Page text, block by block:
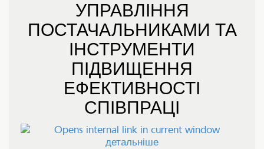
УПРАВЛІННЯ
ПОСТАЧАЛЬНИКАМИ ТА
ІНСТРУМЕНТИ
ПІДВИЩЕННЯ
ЕФЕКТИВНОСТІ
СПІВПРАЦІ
детальніше